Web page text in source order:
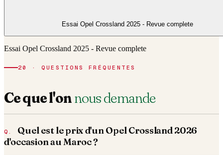
Essai Opel Crossland 2025 - Revue complete
Essai Opel Crossland 2025 - Revue complete
20 · QUESTIONS FRÉQUENTES
Ce que l'onnous demande
Quel est le prix d'un Opel Crossland 2026
d'occasion au Maroc ?